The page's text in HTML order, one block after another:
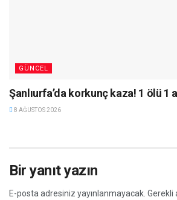
GÜNCEL
Şanlıurfa’da korkunç kaza! 1 ölü 1
8 AĞUSTOS 2026
Bir yanıt yazın
E-posta adresiniz yayınlanmayacak. Gerekli